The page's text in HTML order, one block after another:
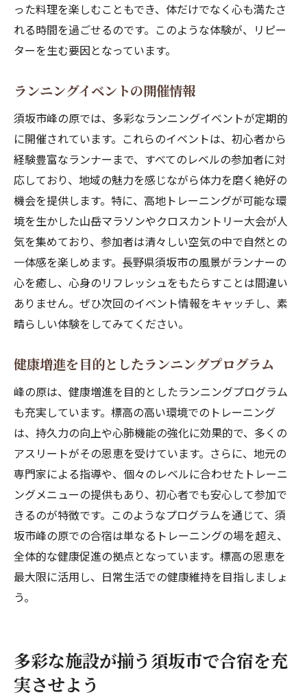
った料理を楽しむこともでき、体だけでなく心も満たさ
れる時間を過ごせるのです。このような体験が、リピー
ターを生む要因となっています。
ランニングイベントの開催情報
須坂市峰の原では、多彩なランニングイベントが定期的
に開催されています。これらのイベントは、初心者から
経験豊富なランナーまで、すべてのレベルの参加者に対
応しており、地域の魅力を感じながら体力を磨く絶好の
機会を提供します。特に、高地トレーニングが可能な環
境を生かした山岳マラソンやクロスカントリー大会が人
気を集めており、参加者は清々しい空気の中で自然との
一体感を楽しめます。長野県須坂市の風景がランナーの
心を癒し、心身のリフレッシュをもたらすことは間違い
ありません。ぜひ次回のイベント情報をキャッチし、素
晴らしい体験をしてみてください。
健康増進を目的としたランニングプログラム
峰の原は、健康増進を目的としたランニングプログラム
も充実しています。標高の高い環境でのトレーニング
は、持久力の向上や心肺機能の強化に効果的で、多くの
アスリートがその恩恵を受けています。さらに、地元の
専門家による指導や、個々のレベルに合わせたトレーニ
ングメニューの提供もあり、初心者でも安心して参加で
きるのが特徴です。このようなプログラムを通じて、須
坂市峰の原での合宿は単なるトレーニングの場を超え、
全体的な健康促進の拠点となっています。標高の恩恵を
最大限に活用し、日常生活での健康維持を目指しましょ
う。
多彩な施設が揃う須坂市で合宿を充
実させよう